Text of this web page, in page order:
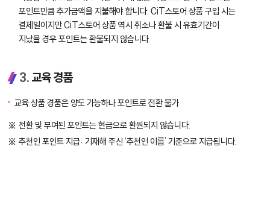
포인트만큼 추가금액을 지불해야 합니다. CiT스토어 상품 구입 시는
결제일이지만 CiT스토어 상품 역시 취소나 환불 시 유효기간이
지났을 경우 포인트는 환불되지 않습니다.
3. 교육 경품
교육 상품 경품은 양도 가능하나 포인트로 전환 불가
전환 및 부여된 포인트는 현금으로 환원되지 않습니다.
추천인 포인트 지급: 기재해 주신 ‘추천인 이름’ 기준으로 지급됩니다.